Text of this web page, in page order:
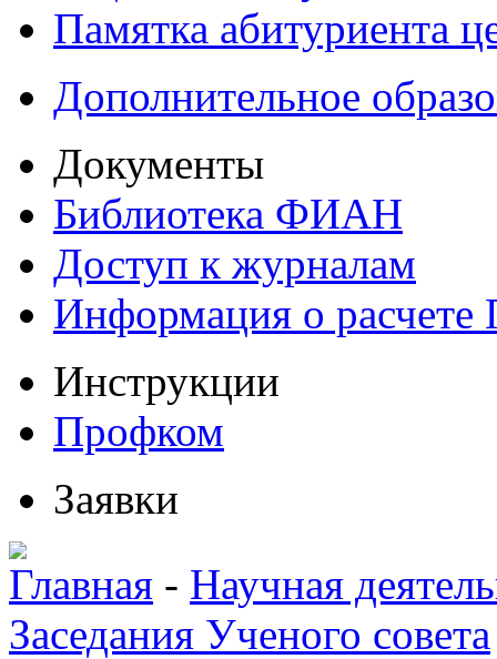
Памятка абитуриента
Дополнительное
Документы
Библиотека ФИАН
Доступ к журналам
Информация о
Инструкции
Профком
Заявки
Главная - Научная
Заседания Ученого совета